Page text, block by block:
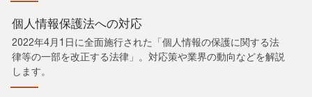
個人情報保護法への対応
2022年4月1日に全面施行された「個人情報の保護に関する法
律等の一部を改正する法律」。対応策や業界の動向などを解説
します。